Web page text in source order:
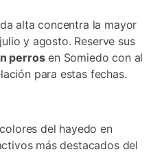
alta concentra la mayor
y agosto. Reserve sus
perrosen Somiedo con al
para estas fechas.
del hayedo en
más destacados del